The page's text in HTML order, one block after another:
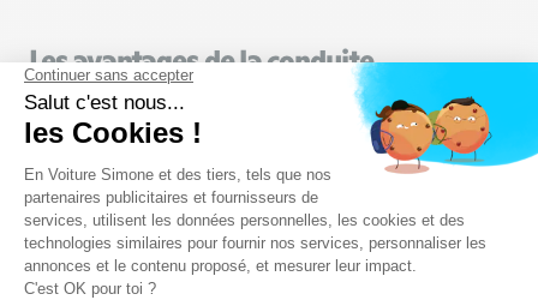
Les avantages de la conduite
accompagnée
Pouvoir conduire avec son propre permis
(avec un accompagnateur) ;
Coût de la formation initiale moins élevé
pour le candidat (surtout si vous suivez les
cours de code gratuits d’En Voiture Simone) ;
Durée de la période probatoirede l’apprenti